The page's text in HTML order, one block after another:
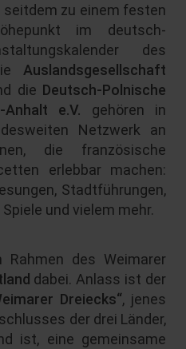
seitdem zu einem festen
im deutsch-
des
Auslandsgesellschaft
die Deutsch-Polnische
e.V. gehören in
Netzwerk an
die französische
erlebbar machen:
Stadtführungen,
und vielem mehr.
des Weimarer
dabei. Anlass ist der
Dreiecks“, jenes
der drei Länder,
ist, eine gemeinsame